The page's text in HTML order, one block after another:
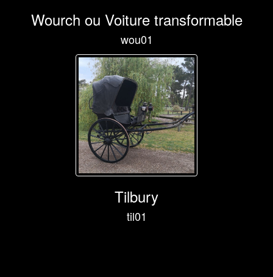
Wourch ou Voiture transformable
wou01
Tilbury
til01